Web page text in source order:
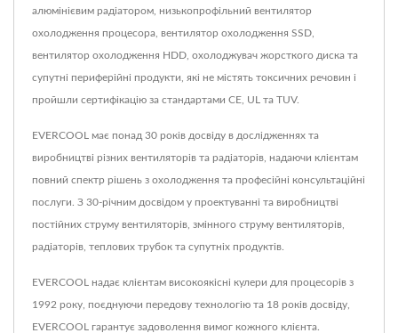
алюмінієвим радіатором, низькопрофільний вентилятор
охолодження процесора, вентилятор охолодження SSD,
вентилятор охолодження HDD, охолоджувач жорсткого диска та
супутні периферійні продукти, які не містять токсичних речовин і
пройшли сертифікацію за стандартами CE, UL та TUV.
EVERCOOL має понад 30 років досвіду в дослідженнях та
виробництві різних вентиляторів та радіаторів, надаючи клієнтам
повний спектр рішень з охолодження та професійні консультаційні
послуги. З 30-річним досвідом у проектуванні та виробництві
постійних струму вентиляторів, змінного струму вентиляторів,
радіаторів, теплових трубок та супутніх продуктів.
EVERCOOL надає клієнтам високоякісні кулери для процесорів з
1992 року, поєднуючи передову технологію та 18 років досвіду,
EVERCOOL гарантує задоволення вимог кожного клієнта.